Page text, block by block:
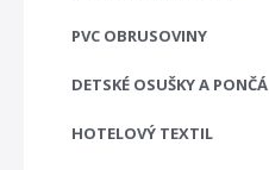
PVC OBRUSOVINY
DETSKÉ OSUŠKY A PONČÁ
HOTELOVÝ TEXTIL